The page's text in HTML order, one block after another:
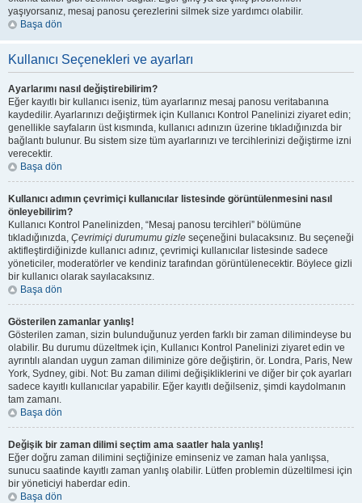
yaşıyorsanız, mesaj panosu çerezlerini silmek size yardımcı olabilir.
Başa dön
Kullanıcı Seçenekleri ve ayarları
Ayarlarımı nasıl değiştirebilirim?
Eğer kayıtlı bir kullanıcı iseniz, tüm ayarlarınız mesaj panosu veritabanına
kaydedilir. Ayarlarınızı değiştirmek için Kullanıcı Kontrol Panelinizi ziyaret edin;
genellikle sayfaların üst kısmında, kullanıcı adınızın üzerine tıkladığınızda bir
bağlantı bulunur. Bu sistem size tüm ayarlarınızı ve tercihlerinizi değiştirme izni
verecektir.
Başa dön
Kullanıcı adımın çevrimiçi kullanıcılar listesinde görüntülenmesini nasıl
önleyebilirim?
Kullanıcı Kontrol Panelinizden, “Mesaj panosu tercihleri” bölümüne
tıkladığınızda, Çevrimiçi durumumu gizle seçeneğini bulacaksınız. Bu seçeneği
aktifleştirdiğinizde kullanıcı adınız, çevrimiçi kullanıcılar listesinde sadece
yöneticiler, moderatörler ve kendiniz tarafından görüntülenecektir. Böylece gizli
bir kullanıcı olarak sayılacaksınız.
Başa dön
Gösterilen zamanlar yanlış!
Gösterilen zaman, sizin bulunduğunuz yerden farklı bir zaman dilimindeyse bu
olabilir. Bu durumu düzeltmek için, Kullanıcı Kontrol Panelinizi ziyaret edin ve
ayrıntılı alandan uygun zaman diliminize göre değiştirin, ör. Londra, Paris, New
York, Sydney, gibi. Not: Bu zaman dilimi değişikliklerini ve diğer bir çok ayarları
sadece kayıtlı kullanıcılar yapabilir. Eğer kayıtlı değilseniz, şimdi kaydolmanın
tam zamanı.
Başa dön
Değişik bir zaman dilimi seçtim ama saatler hala yanlış!
Eğer doğru zaman dilimini seçtiğinize eminseniz ve zaman hala yanlışsa,
sunucu saatinde kayıtlı zaman yanlış olabilir. Lütfen problemin düzeltilmesi için
bir yöneticiyi haberdar edin.
Başa dön